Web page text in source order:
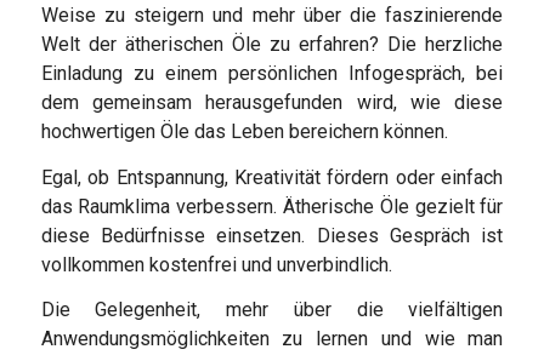
Weise zu steigern und mehr über die faszinierende
Welt der ätherischen Öle zu erfahren? Die herzliche
Einladung zu einem persönlichen Infogespräch, bei
dem gemeinsam herausgefunden wird, wie diese
hochwertigen Öle das Leben bereichern können.
Egal, ob Entspannung, Kreativität fördern oder einfach
das Raumklima verbessern. Ätherische Öle gezielt für
diese Bedürfnisse einsetzen. Dieses Gespräch ist
vollkommen kostenfrei und unverbindlich.
Die Gelegenheit, mehr über die vielfältigen
Anwendungsmöglichkeiten zu lernen und wie man